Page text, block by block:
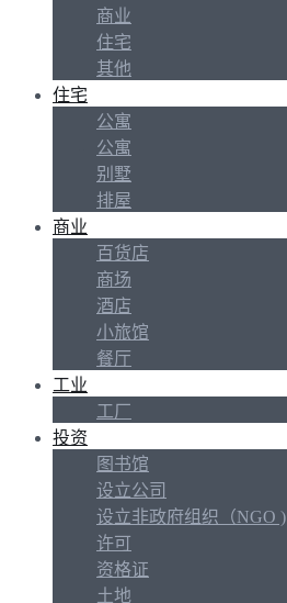
商业
住宅
其他
住宅
公寓
公寓
别墅
排屋
商业
百货店
商场
酒店
小旅馆
餐厅
工业
工厂
投资
图书馆
设立公司
设立非政府组织（NGO )
许可
资格证
土地